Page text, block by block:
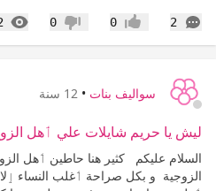
2
التعليقات إعجاب0 عدم إعجاب
0
سواليف بنات • 12 سنة
ليش يا حريم شايلات علي ٲهل
السلام عليكم كثير هنا حاطين ٲهل
الزوجية و بكل صراحة ٲغلب النساء